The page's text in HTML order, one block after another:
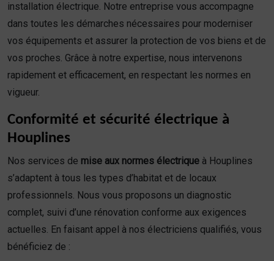
installation électrique. Notre entreprise vous accompagne
dans toutes les démarches nécessaires pour moderniser
vos équipements et assurer la protection de vos biens et de
vos proches. Grâce à notre expertise, nous intervenons
rapidement et efficacement, en respectant les normes en
vigueur.
Conformité et sécurité électrique à
Houplines
Nos services de mise aux normes électrique à Houplines
s’adaptent à tous les types d’habitat et de locaux
professionnels. Nous vous proposons un diagnostic
complet, suivi d’une rénovation conforme aux exigences
actuelles. En faisant appel à nos électriciens qualifiés, vous
bénéficiez de :